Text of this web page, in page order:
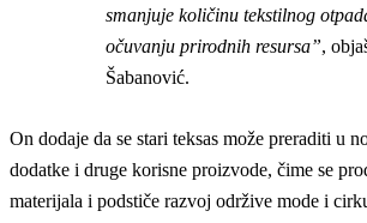
smanjuje količinu tekstilnog
očuvanju prirodnih resursa”,
Šabanović.
On dodaje da se stari teksas može preraditi u
dodatke i druge korisne proizvode, čime se
materijala i podstiče razvoj održive mode i